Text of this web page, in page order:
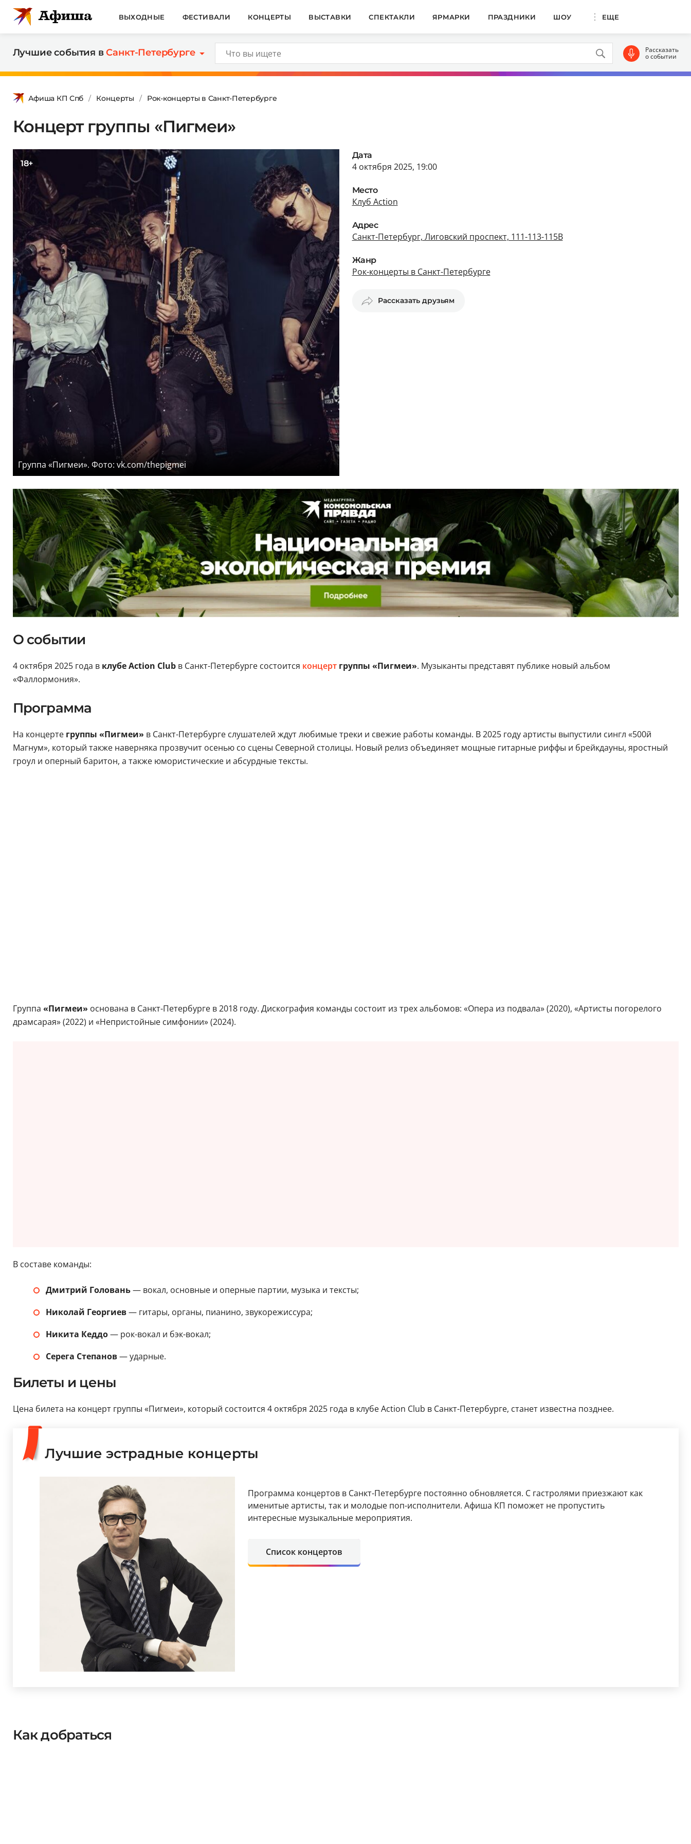
ВЫХОДНЫЕ ФЕСТИВАЛИ КОНЦЕРТЫ ВЫСТАВКИ СПЕКТАКЛИ ЯРМАРКИ ПРАЗДНИКИ ШОУ ЕЩЕ
Лучшие события вСанкт-Петербурге Рассказать
о событии
Афиша КП Спб Концерты Рок-концерты в Санкт-Петербурге
Концерт группы «Пигмеи»
18+
Группа «Пигмеи». Фото: vk.com/thepigmei
Дата
4 октября 2025, 19:00
Место
Клуб Action
Адрес
Санкт-Петербург, Лиговский проспект, 111-113-115В
Жанр
Рок-концерты в Санкт-Петербурге
Рассказать друзьям
О событии
4 октября 2025 года в клубе Action Clubв Санкт-Петербурге состоится концертгруппы «Пигмеи». Музыканты представят публике новый альбом
«Фаллормония».
Программа
На концерте группы «Пигмеи» в Санкт-Петербурге слушателей ждут любимые треки и свежие работы команды. В 2025 году артисты выпустили сингл «500й
Магнум», который также наверняка прозвучит осенью со сцены Северной столицы. Новый релиз объединяет мощные гитарные риффы и брейкдауны, яростный
гроул и оперный баритон, а также юмористические и абсурдные тексты.
Группа «Пигмеи» основана в Санкт-Петербурге в 2018 году. Дискография команды состоит из трех альбомов: «Опера из подвала» (2020), «Артисты погорелого
драмсарая» (2022) и «Непристойные симфонии» (2024).
В составе команды:
Дмитрий Головань— вокал, основные и оперные партии, музыка и тексты;
Николай Георгиев— гитары, органы, пианино, звукорежиссура;
Никита Кеддо— рок-вокал и бэк-вокал;
Серега Степанов— ударные.
Билеты и цены
Цена билета на концерт группы «Пигмеи», который состоится 4 октября 2025 года в клубе Action Club в Санкт-Петербурге, станет известна позднее.
Лучшие эстрадные концерты
Программа концертов в Санкт-Петербурге постоянно обновляется. С гастролями приезжают как
именитые артисты, так и молодые поп-исполнители. Афиша КП поможет не пропустить
интересные музыкальные мероприятия.
Список концертов
Как добраться